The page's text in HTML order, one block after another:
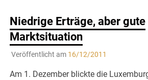
Niedrige Erträge, aber gute
Marktsituation
Veröffentlicht am 16/12/2011
Am 1. Dezember blickte die